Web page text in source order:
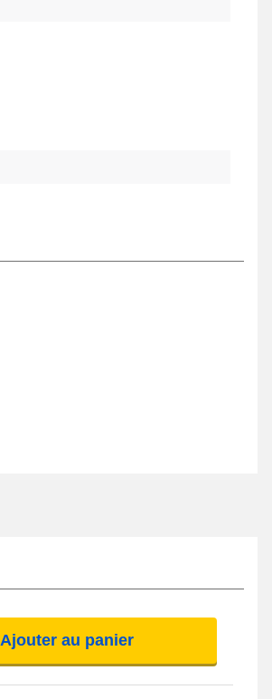
Ajouter au panier